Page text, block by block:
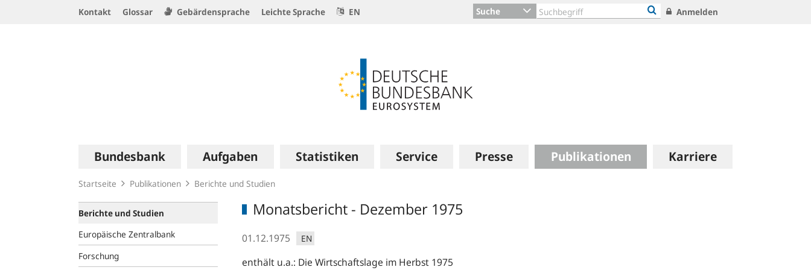
Kontakt Glossar Gebärdensprache Leichte Sprache EN Suche Anmelden
Hauptnavigation
Bundesbank Aufgaben Statistiken Service Presse Publikationen Karriere
Startseite Publikationen Berichte und Studien
Berichte und Studien
Europäische Zentralbank
Forschung
Monatsbericht - Dezember 1975
01.12.1975 EN
enthält u.a.: Die Wirtschaftslage im Herbst 1975